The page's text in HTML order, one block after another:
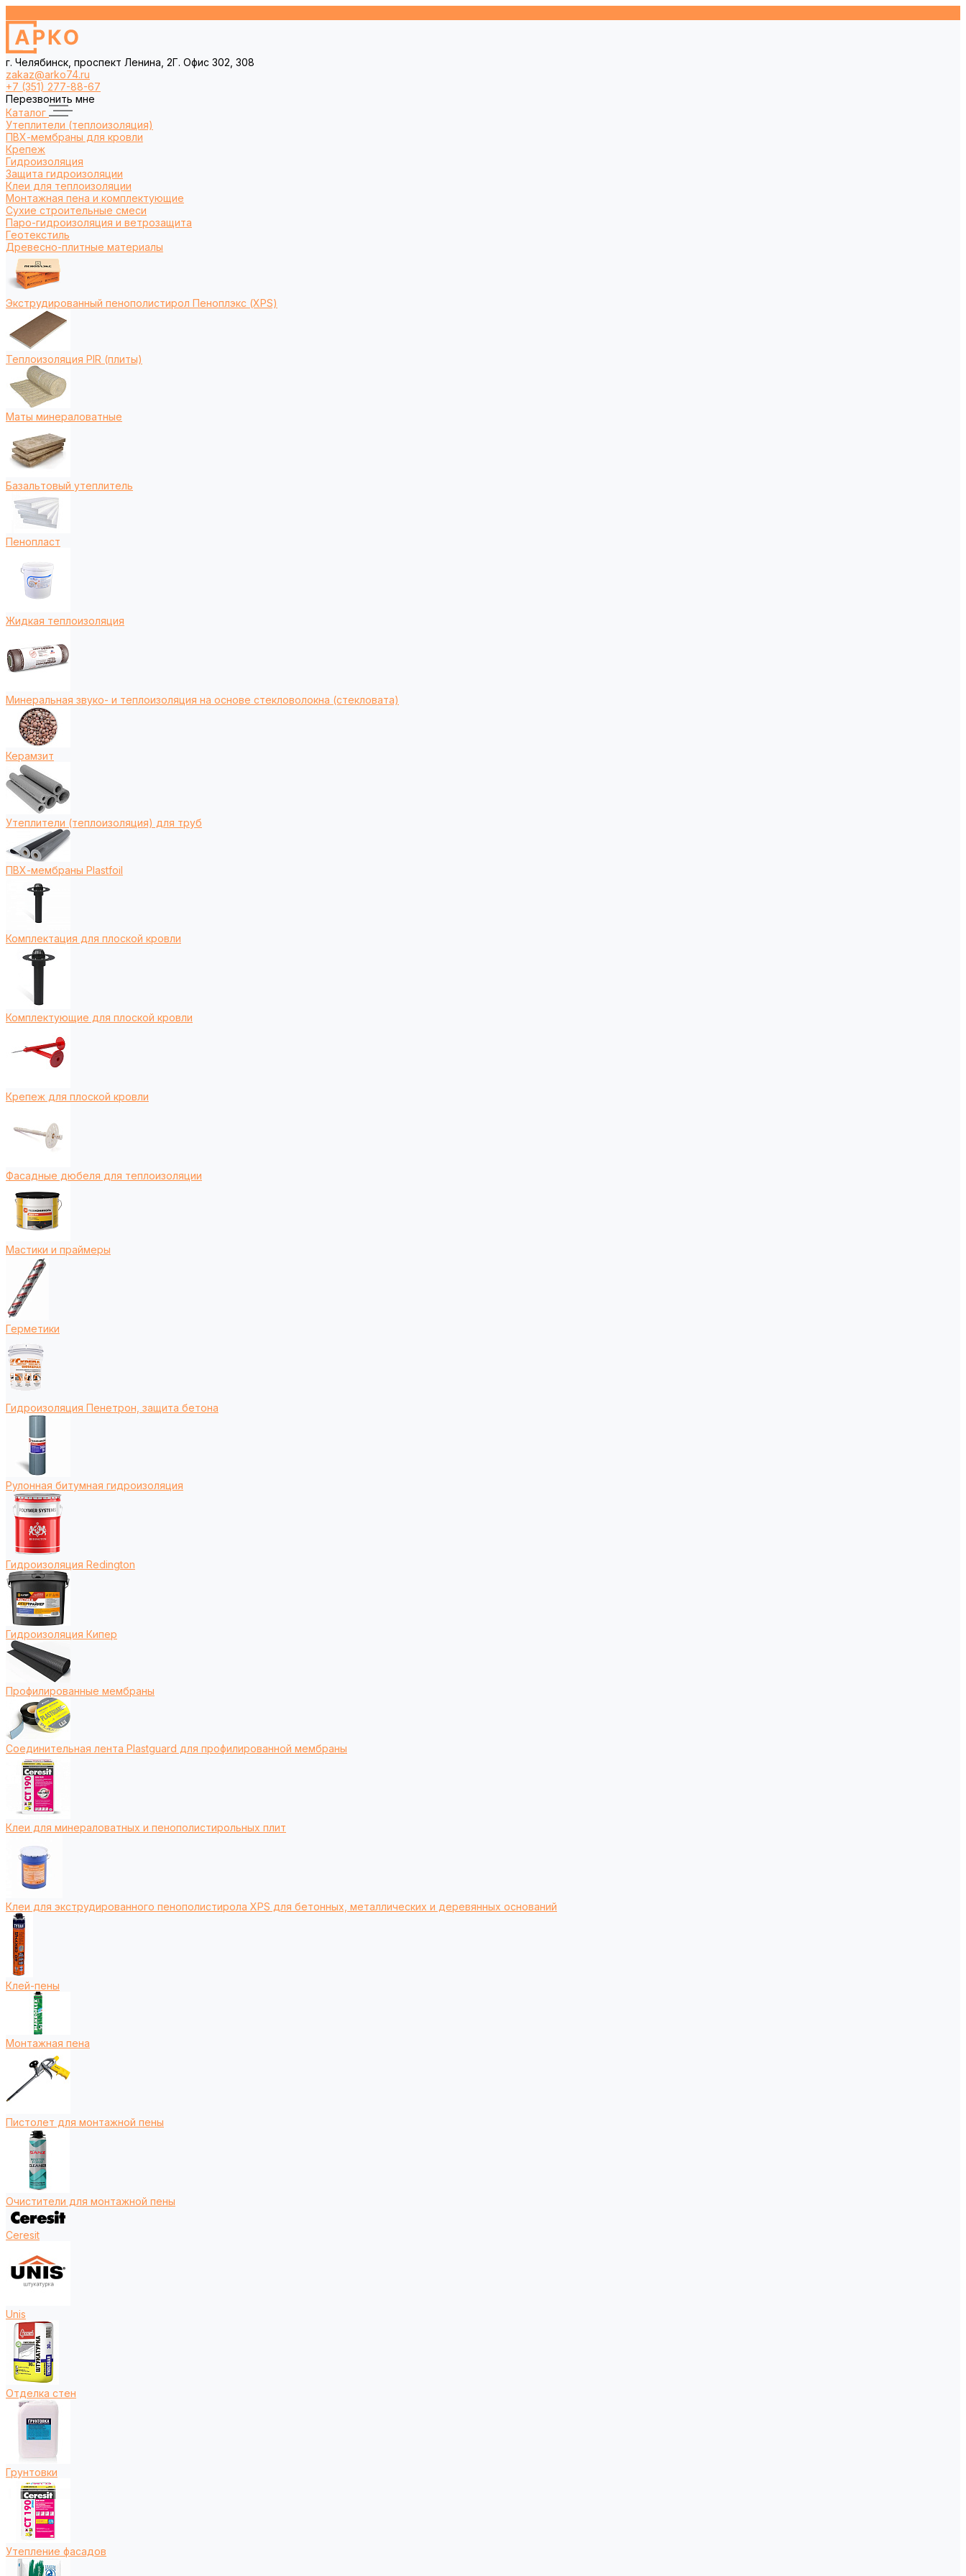
г. Челябинск, проспект Ленина, 2Г. Офис 302, 308
zakaz@arko74.ru
+7 (351) 277-88-67
Перезвонить мне
Каталог
Утеплители (теплоизоляция)
ПВХ-мембраны для кровли
Крепеж
Гидроизоляция
Защита гидроизоляции
Клеи для теплоизоляции
Монтажная пена и комплектующие
Сухие строительные смеси
Паро-гидроизоляция и ветрозащита
Геотекстиль
Древесно-плитные материалы
Экструдированный пенополистирол Пеноплэкс (XPS)
Теплоизоляция PIR (плиты)
Маты минераловатные
Базальтовый утеплитель
Пенопласт
Жидкая теплоизоляция
Минеральная звуко- и теплоизоляция на основе стекловолокна (стекловата)
Керамзит
Утеплители (теплоизоляция) для труб
ПВХ-мембраны Plastfoil
Комплектация для плоской кровли
Комплектующие для плоской кровли
Крепеж для плоской кровли
Фасадные дюбеля для теплоизоляции
Мастики и праймеры
Герметики
Гидроизоляция Пенетрон, защита бетона
Рулонная битумная гидроизоляция
Гидроизоляция Redington
Гидроизоляция Кипер
Профилированные мембраны
Соединительная лента Plastguard для профилированной мембраны
Клеи для минераловатных и пенополистирольных плит
Клеи для экструдированного пенополистирола XPS для бетонных, металлических и деревянных оснований
Клей-пены
Монтажная пена
Пистолет для монтажной пены
Очистители для монтажной пены
Ceresit
Unis
Отделка стен
Грунтовки
Утепление фасадов